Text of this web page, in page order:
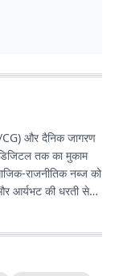
CG) और दैनिक जागरण
तक का मुकाम
राजनीतिक नब्ज को
आर्यभट की धरती से
किस्से-कहानियों में